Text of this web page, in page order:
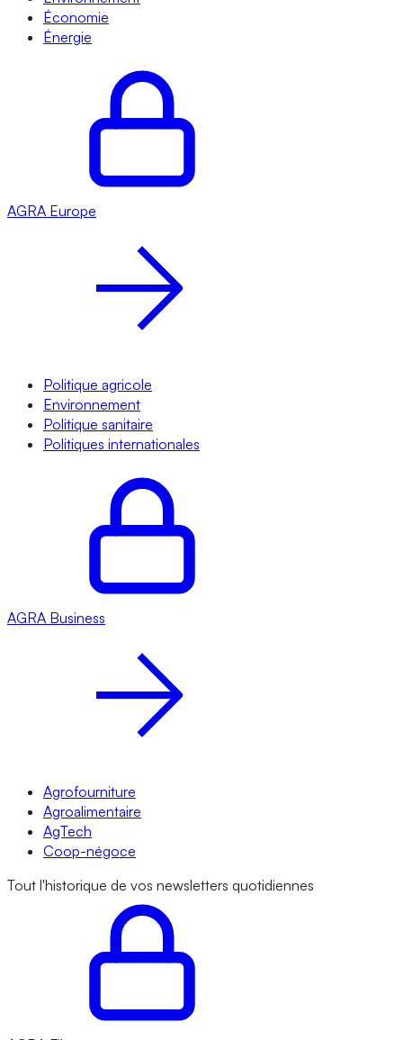
Économie
Énergie
AGRA Europe
Politique agricole
Environnement
Politique sanitaire
Politiques internationales
AGRA Business
Agrofourniture
Agroalimentaire
AgTech
Coop-négoce
Tout l'historique de vos newsletters quotidiennes